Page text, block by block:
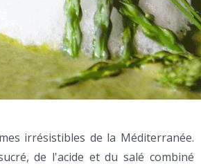
irrésistibles de la Méditerranée.
de l'acide et du salé combiné